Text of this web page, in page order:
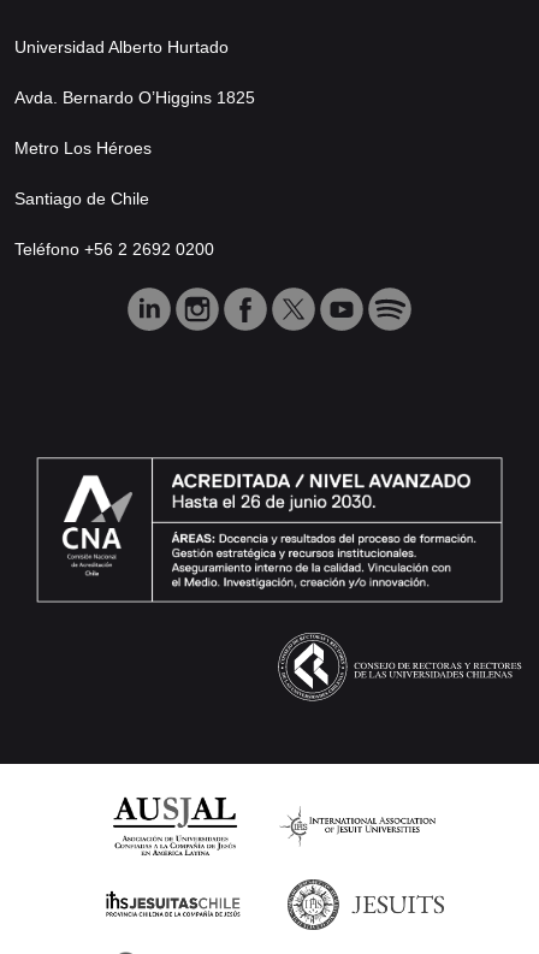
Universidad Alberto Hurtado
Avda. Bernardo O’Higgins 1825
Metro Los Héroes
Santiago de Chile
Teléfono +56 2 2692 0200